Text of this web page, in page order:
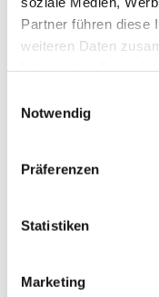
Partner führen diese
weiteren Daten
Notwendig
Präferenzen
Statistiken
Marketing